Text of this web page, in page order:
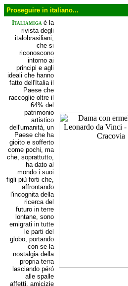
Proseguire in italiano...
Italiamiga è la
rivista degli
italobrasiliani,
che si
riconoscono
intorno ai
principi e agli
ideali che hanno
fatto dell'Italia il
Paese che
raccoglie oltre il
64% del
patrimonio
artistico
dell'umanitá, un
Paese che ha
gioito e sofferto
come pochi, ma
che, soprattutto,
ha dato al
mondo i suoi
figli più forti che,
affrontando
l'incognita della
ricerca del
futuro in terre
lontane, sono
emigrati in tutte
le parti del
globo, portando
con se la
nostalgia della
propria terra
lasciando péró
alle spalle
affetti, amicizie